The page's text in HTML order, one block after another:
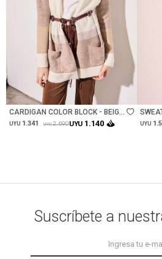
CARDIGAN COLOR BLOCK - BEIGE
MELANGE
UYU 1.341 UYU 2.690UYU 1.140 UYU
Suscríbete a